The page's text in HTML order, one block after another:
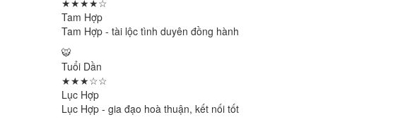
★★★★☆
Tam Hợp
Tam Hợp - tài lộc tình duyên đồng hành
🐯
Tuổi Dần
★★★☆☆
Lục Hợp
Lục Hợp - gia đạo hoà thuận, kết nối tốt